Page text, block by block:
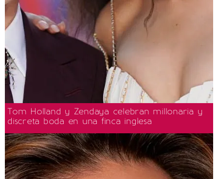
Tom Holland y Zendaya celebran millonaria y
discreta boda en una finca inglesa